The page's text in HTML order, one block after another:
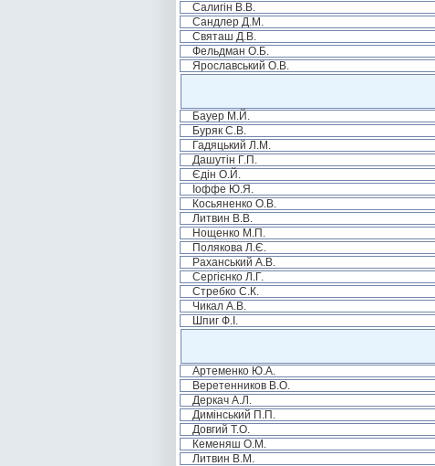
Салигін В.В.
Сандлер Д.М.
Святаш Д.В.
Фельдман О.Б.
Ярославський О.В.
Бауер М.Й.
Буряк С.В.
Гадяцький Л.М.
Дашутін Г.П.
Єдін О.Й.
Іоффе Ю.Я.
Косьяненко О.В.
Литвин В.В.
Нощенко М.П.
Полякова Л.Є.
Раханський А.В.
Сергієнко Л.Г.
Стребко С.К.
Чикал А.В.
Шпиг Ф.І.
Артеменко Ю.А.
Веретенников В.О.
Деркач А.Л.
Димінський П.П.
Довгий Т.О.
Кеменяш О.М.
Литвин В.М.